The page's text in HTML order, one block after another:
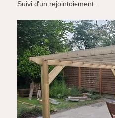
Suivi d’un rejointoiement.